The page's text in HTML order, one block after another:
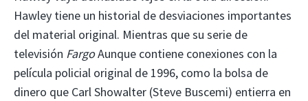
Hawley tiene un historial de desviaciones importantes
del material original. Mientras que su serie de
televisión FargoAunque contiene conexiones con la
película policial original de 1996, como la bolsa de
dinero que Carl Showalter (Steve Buscemi) entierra en